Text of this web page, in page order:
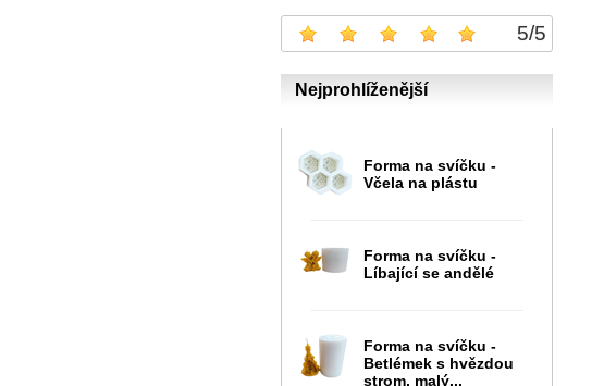
5/5
Nejprohlíženější
Forma na svíčku -
Včela na plástu
Forma na svíčku -
Líbající se andělé
Forma na svíčku -
Betlémek s hvězdou
strom, malý...